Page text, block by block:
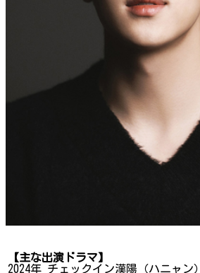
【主な出演ドラマ】
2024年 チェックイン漢陽（ハニャン）